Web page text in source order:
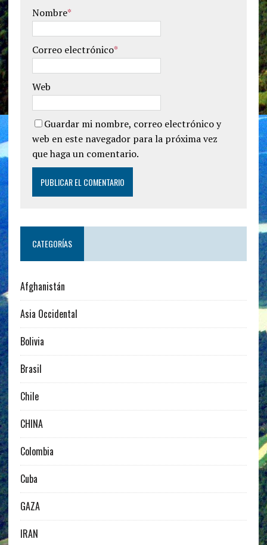
Nombre*
Correo electrónico*
Web
Guardar mi nombre, correo electrónico y
web en este navegador para la próxima vez
que haga un comentario.
CATEGORÍAS
Afghanistán
Asia Occidental
Bolivia
Brasil
Chile
CHINA
Colombia
Cuba
GAZA
IRAN